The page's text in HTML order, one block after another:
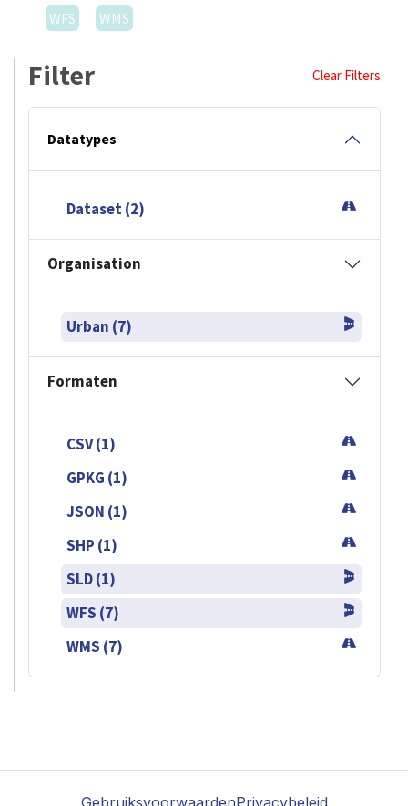
WFS
WMS
Filter Clear Filters
Datatypes
Dataset (2)
Organisation
Urban (7)
Formaten
CSV (1)
GPKG (1)
JSON (1)
SHP (1)
SLD (1)
WFS (7)
WMS (7)